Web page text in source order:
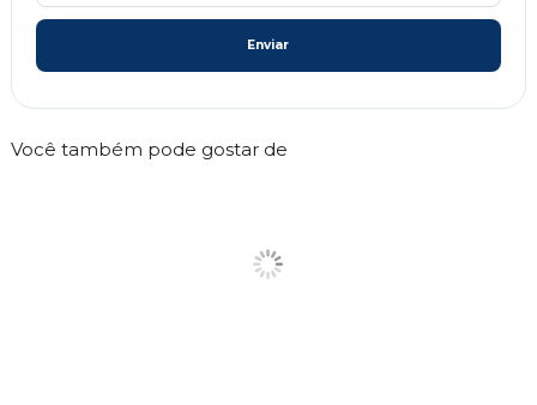
Enviar
Você também pode gostar de